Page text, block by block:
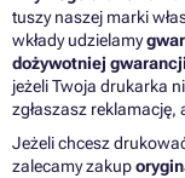
tuszy naszej marki
wkłady udzielamy
dożywotniej gwarancji
jeżeli Twoja drukarka
zgłaszasz reklamację,
Jeżeli chcesz
zalecamy zakup